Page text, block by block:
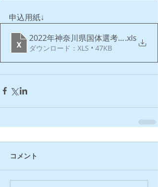
申込用紙↓
2022年神奈川県国体選考エントリー
.xls
ダウンロード：XLS • 47KB
コメント